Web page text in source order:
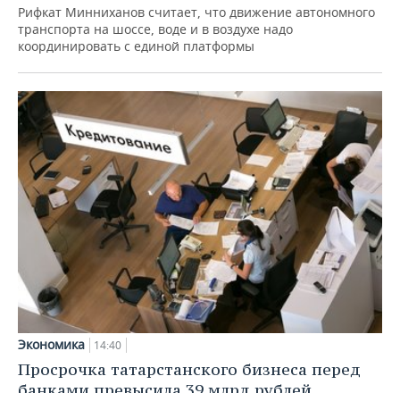
Рифкат Минниханов считает, что движение автономного
транспорта на шоссе, воде и в воздухе надо
координировать с единой платформы
Экономика 14:40
Просрочка татарстанского бизнеса перед